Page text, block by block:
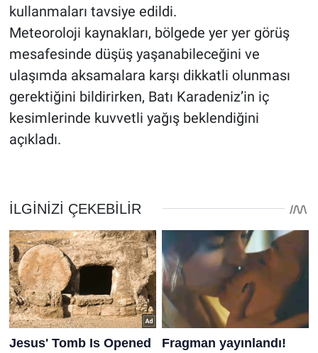
kullanmaları tavsiye edildi.
Meteoroloji kaynakları, bölgede yer yer görüş
mesafesinde düşüş yaşanabileceğini ve
ulaşımda aksamalara karşı dikkatli olunması
gerektiğini bildirirken, Batı Karadeniz’in iç
kesimlerinde kuvvetli yağış beklendiğini
açıkladı.